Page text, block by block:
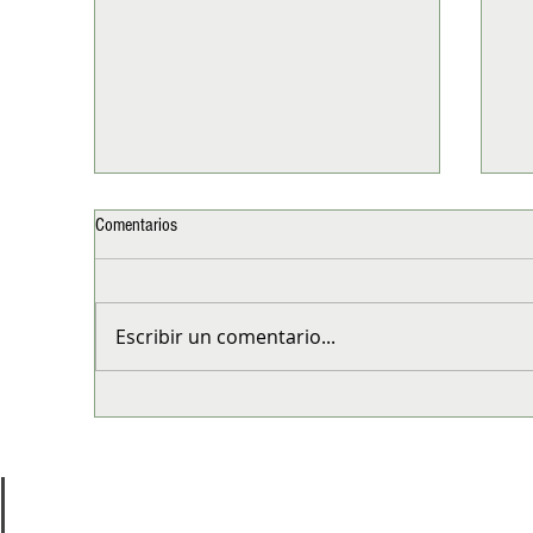
Comentarios
Escribir un comentario...